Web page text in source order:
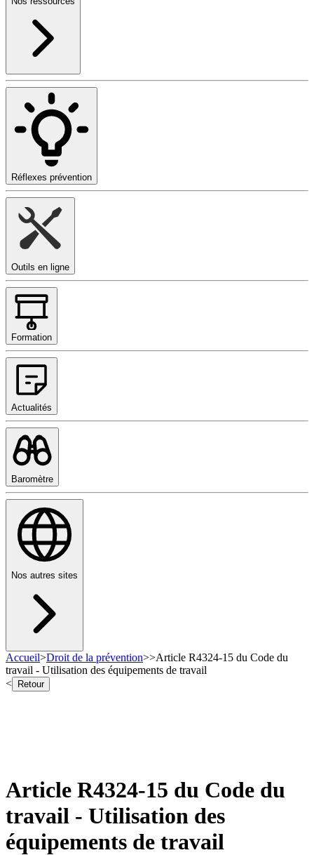
Réflexes prévention
Outils en ligne
Formation
Actualités
Baromètre
Nos autres sites
Accueil>Droit de la prévention>>Article R4324-15 du Code du
travail - Utilisation des équipements de travail
<
Retour
Article R4324-15 du Code du
travail - Utilisation des
équipements de travail